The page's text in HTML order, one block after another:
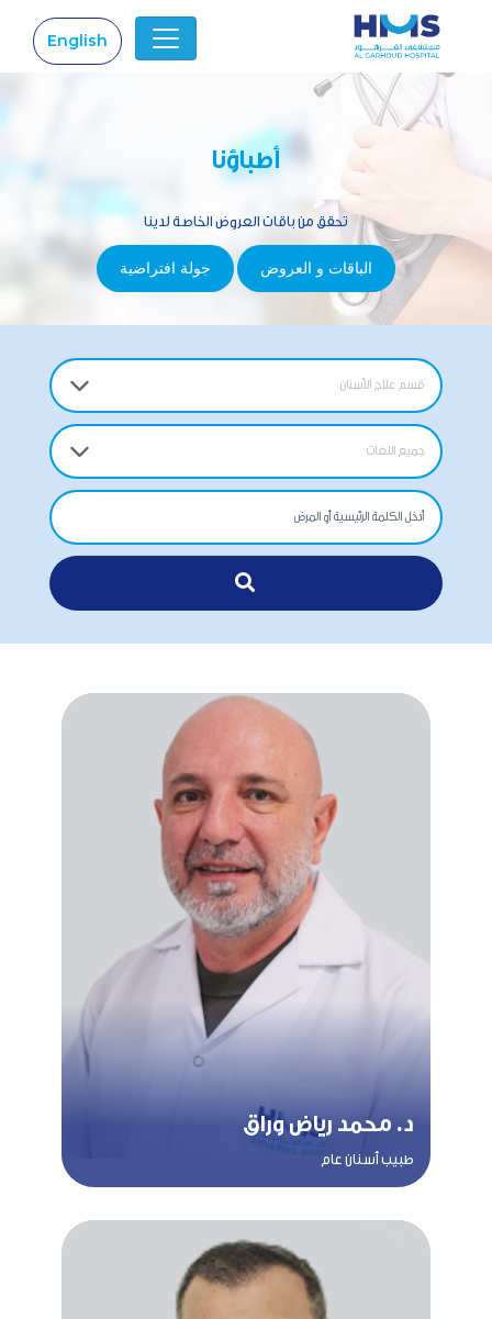
English
أطباؤنا
تحقق من باقات العروض الخاصة لدينا
الباقات و العروض جولة افتراضية
د. محمد رياض وراق
طبيب أسنان عام